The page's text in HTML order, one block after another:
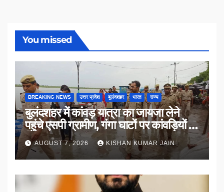
You missed
BREAKING NEWS उत्तर प्रदेश बुलंदशहर भारत राज्य
बुलंदशहर में कांवड़ यात्रा का जायजा लेने
पहुंचे एसपी ग्रामीण, गंगा घाटों पर कांवड़ियों से
किया संवाद
AUGUST 7, 2026 KISHAN KUMAR JAIN